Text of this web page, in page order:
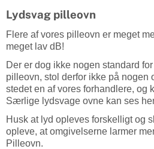
Lydsvag pilleovn
Flere af vores pilleovn er meget
meget lav dB!
Der er dog ikke nogen standard
pilleovn, stol derfor ikke på nogen
stedet en af vores forhandlere, og
Særlige lydsvage ovne kan ses
Husk at lyd opleves forskelligt og
opleve, at omgivelserne larmer
Pilleovn.